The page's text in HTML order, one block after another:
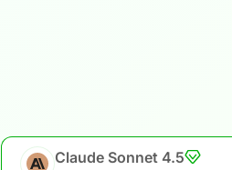
Claude Sonnet 4.5